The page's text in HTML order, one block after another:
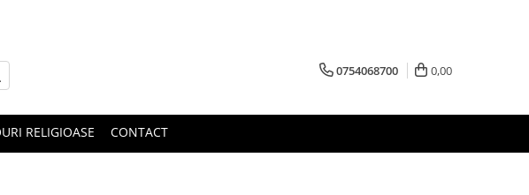
0754068700 0,00
RELIGIOASE CONTACT